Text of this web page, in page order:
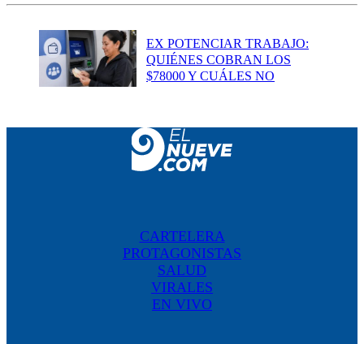
EX POTENCIAR TRABAJO:
QUIÉNES COBRAN LOS
$78000 Y CUÁLES NO
CARTELERA
PROTAGONISTAS
SALUD
VIRALES
EN VIVO